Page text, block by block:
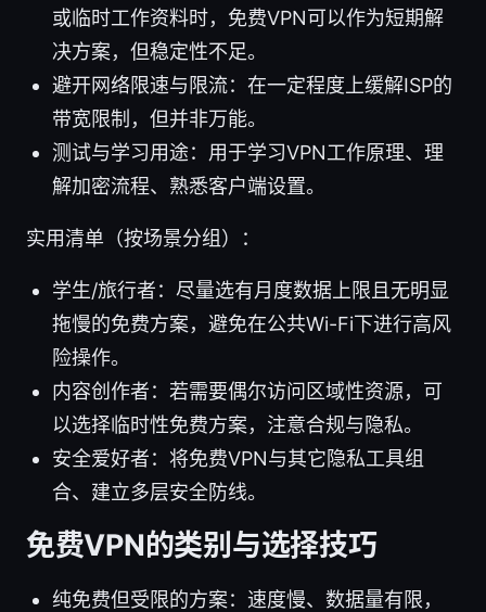
或临时工作资料时，免费VPN可以作为短期解
决方案，但稳定性不足。
避开网络限速与限流：在一定程度上缓解ISP的
带宽限制，但并非万能。
测试与学习用途：用于学习VPN工作原理、理
解加密流程、熟悉客户端设置。
实用清单（按场景分组）：
学生/旅行者：尽量选有月度数据上限且无明显
拖慢的免费方案，避免在公共Wi-Fi下进行高风
险操作。
内容创作者：若需要偶尔访问区域性资源，可
以选择临时性免费方案，注意合规与隐私。
安全爱好者：将免费VPN与其它隐私工具组
合、建立多层安全防线。
免费VPN的类别与选择技巧
纯免费但受限的方案：速度慢、数据量有限，